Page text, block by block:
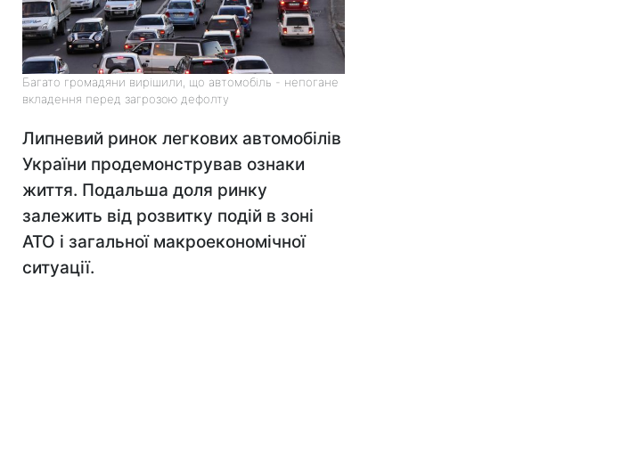
Багато громадяни вирішили, що автомобіль - непогане
вкладення перед загрозою дефолту
Липневий ринок легкових автомобілів
України продемонстрував ознаки
життя. Подальша доля ринку
залежить від розвитку подій в зоні
АТО і загальної макроекономічної
ситуації.